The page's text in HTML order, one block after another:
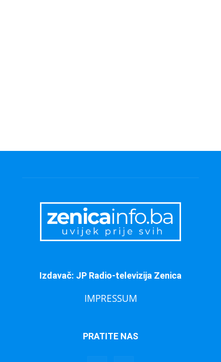
Izdavač: JP Radio-televizija Zenica
IMPRESSUM
PRATITE NAS